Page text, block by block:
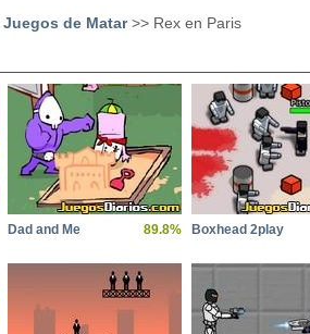
Juegos de Matar>> Rex en Paris
Dad and Me 89.8% Boxhead 2play